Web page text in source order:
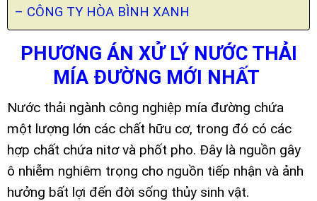
– CÔNG TY HÒA BÌNH XANH
PHƯƠNG ÁN XỬ LÝ NƯỚC THẢI
MÍA ĐƯỜNG MỚI NHẤT
Nước thải ngành công nghiệp mía đường chứa
một lượng lớn các chất hữu cơ, trong đó có các
hợp chất chứa nitơ và phốt pho. Đây là nguồn gây
ô nhiễm nghiêm trọng cho nguồn tiếp nhận và ảnh
hưởng bất lợi đến đời sống thủy sinh vật.